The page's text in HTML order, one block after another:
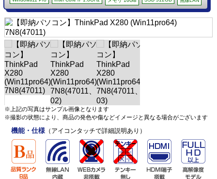
※上記の写真はサンプル画像となります
※撮影の状態により、商品の発色や傷などイメージと異なる場合がございます
機能・仕様（アイコンタッチで詳細説明あり）